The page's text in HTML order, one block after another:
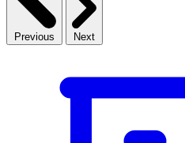
Previous Next